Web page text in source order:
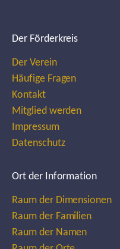
Der Förderkreis
Der Verein
Häufige Fragen
Kontakt
Mitglied werden
Impressum
Datenschutz
Ort der Information
Raum der Dimensionen
Raum der Familien
Raum der Namen